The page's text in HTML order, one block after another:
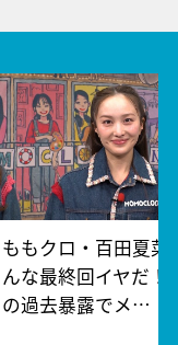
ももクロ・百田夏菜
んな最終回イヤだ！
の過去暴露でメ…